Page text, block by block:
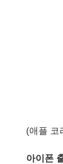
(애플 코
아이폰